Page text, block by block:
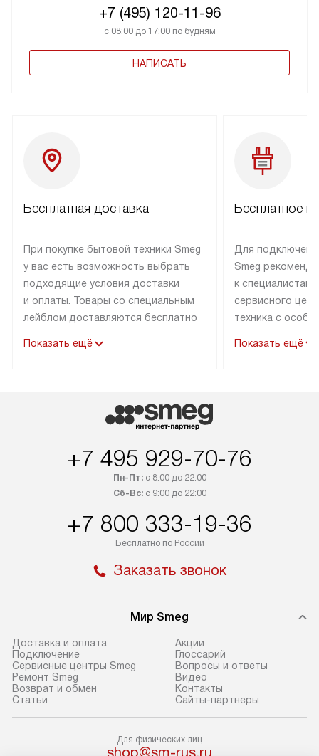
+7 (495) 120-11-96
с 08:00 до 17:00 по будням
НАПИСАТЬ
Бесплатная доставка
При покупке бытовой техники Smeg
у вас есть возможность выбрать
подходящие условия доставки
и оплаты. Товары со специальным
лейблом доставляются бесплатно
до подъезда. Доставка за пределы
маркировку «в наличии», может
быть отправлен покупателю
в Санкт-Петербург и другие
транспортные компании. После
доставляем заказ до офиса
транспортной компании в Москве.
доставки у менеджера при
В день, согласованный с вами,
упакованный товар до подъезда.
Если вам необходимо доставить
покупку до двери вашей квартиры
или места установки, пожалуйста,
с менеджером. За эту услугу будет
Показать ещё
Бесплатное
Для
Smeg
к специалистам
сервисного
техника с
коммуникациям.
подключения к
определяется в
в себя снятие
отдельных
Показать ещё
+7 495 929-70-76
Пн-Пт:с 8:00 до 22:00
Сб-Вс:с 9:00 до 22:00
+7 800 333-19-36
Бесплатно по России
Заказать звонок
Мир Smeg
Доставка и оплата
Подключение
Сервисные центры Smeg
Ремонт Smeg
Возврат и обмен
Статьи
Акции
Глоссарий
Вопросы и ответы
Видео
Контакты
Сайты-партнеры
Для физических лиц
shop@sm-rus.ru